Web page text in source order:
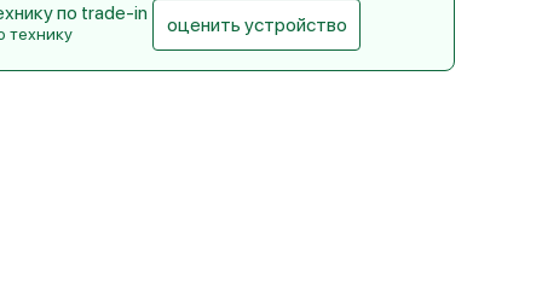
по trade-in
технику оценить устройство